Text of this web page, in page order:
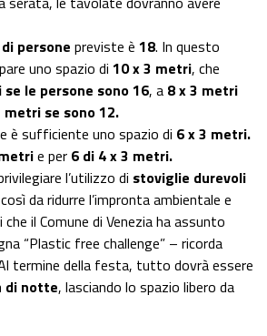
persone previste è 18. In questo
uno spazio di 10 x 3 metri, che
le persone sono 16, a 8 x 3 metri
metri se sono 12.
è sufficiente uno spazio di 6 x 3 metri.
e per 6 di 4 x 3 metri.
l’utilizzo di stoviglie durevoli
così da ridurre l’impronta ambientale e
il Comune di Venezia ha assunto
“Plastic free challenge” – ricorda
termine della festa, tutto dovrà essere
di notte, lasciando lo spazio libero da